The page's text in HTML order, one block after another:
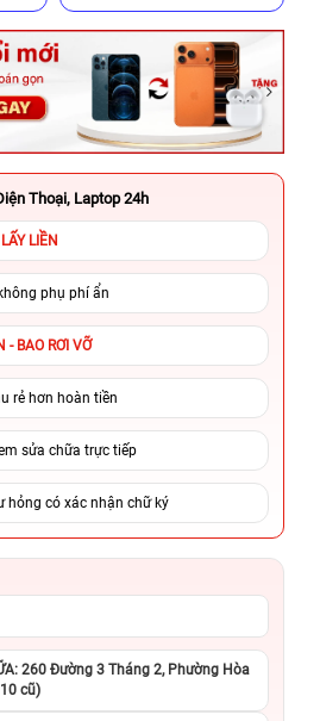
Thoại, Laptop 24h
LIỀN
phụ phí ẩn
- BAO RƠI VỠ
rẻ hơn hoàn tiền
sửa chữa trực tiếp
hỏng có xác nhận chữ ký
260 Đường 3 Tháng 2, Phường Hòa
cũ)